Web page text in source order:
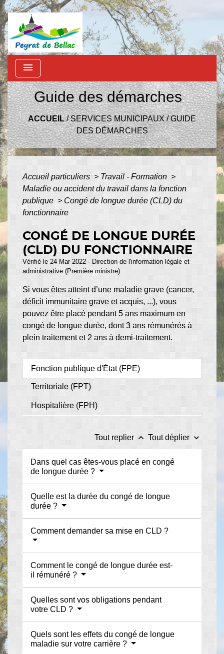
menu
Guide des démarches
ACCUEIL/SERVICES MUNICIPAUX/GUIDE
DES DÉMARCHES
Accueil particuliers > Travail - Formation >
Maladie ou accident du travail dans la fonction
publique > Congé de longue durée (CLD) du
fonctionnaire
CONGÉ DE LONGUE DURÉE
(CLD) DU FONCTIONNAIRE
Vérifié le 24 Mar 2022 - Direction de l'information légale et
administrative (Première ministre)
Si vous êtes atteint d’une maladie grave (cancer,
déficit immunitaire grave et acquis, ...), vous
pouvez être placé pendant 5 ans maximum en
congé de longue durée, dont 3 ans rémunérés à
plein traitement et 2 ans à demi-traitement.
Fonction publique d'État (FPE)
Territoriale (FPT)
Hospitalière (FPH)
Tout replier keyboard_arrow_up Tout déplier keyboard_arrow_down
Dans quel cas êtes-vous placé en congé
de longue durée ?
Quelle est la durée du congé de longue
durée ?
Comment demander sa mise en CLD ?
Comment le congé de longue durée est-
il rémunéré ?
Quelles sont vos obligations pendant
votre CLD ?
Quels sont les effets du congé de longue
maladie sur votre carrière ?